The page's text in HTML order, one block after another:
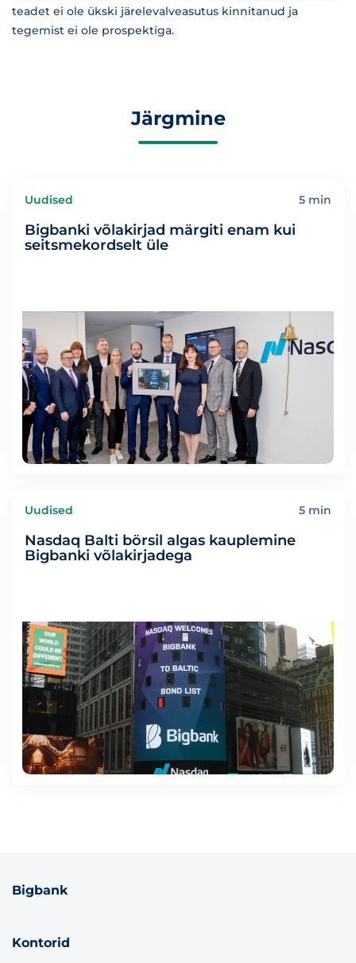
teadet ei ole ükski järelevalveasutus kinnitanud ja
tegemist ei ole prospektiga.
Järgmine
Uudised 5 min
Bigbanki võlakirjad märgiti enam kui
seitsmekordselt üle
Uudised 5 min
Nasdaq Balti börsil algas kauplemine
Bigbanki võlakirjadega
Bigbank
Kontorid